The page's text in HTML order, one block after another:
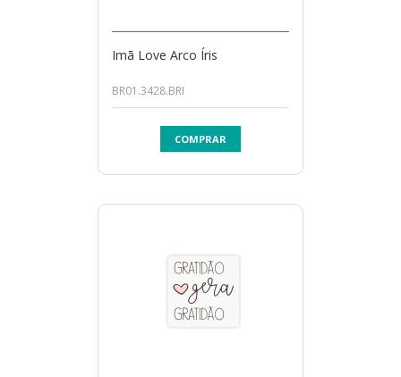
Imã Love Arco Íris
BR01.3428.BRI
COMPRAR